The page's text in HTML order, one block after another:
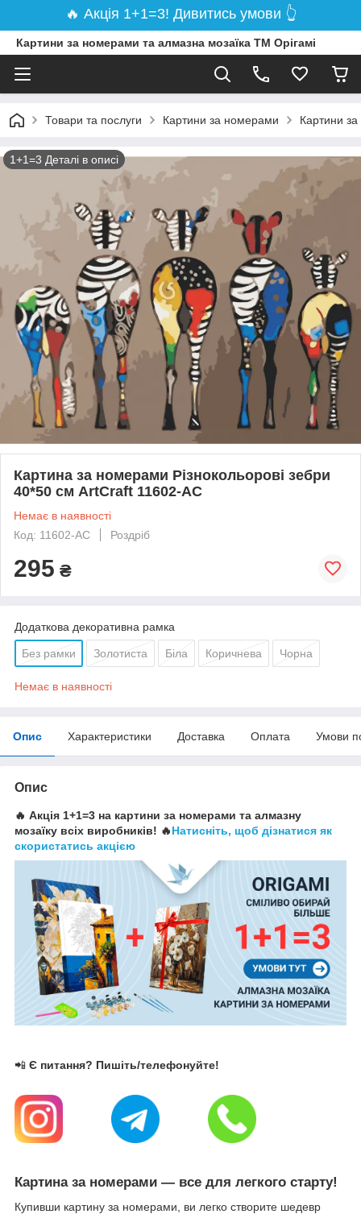
🔥 Акція 1+1=3! Дивитись умови 👆
Картини за номерами та алмазна мозаїка ТМ Орігамі
Товари та послуги Картини за номерами Картини
1+1=3 Деталі в описі
Картина за номерами Різнокольорові зебри
40*50 см ArtCraft 11602-AC
Немає в наявності
Код: 11602-AC
Роздріб
295 ₴
Додаткова декоративна рамка
Без рамки Золотиста Біла Коричнева Чорна
Немає в наявності
Опис Характеристики Доставка Оплата Умови
Опис
🔥 Акція 1+1=3 на картини за номерами та алмазну
мозаїку всіх виробників! 🔥Натисніть, щоб дізнатися як
скористатись акцією
📲 Є питання? Пишіть/телефонуйте!
Картина за номерами — все для легкого старту!
Купивши картину за номерами, ви легко створите шедевр